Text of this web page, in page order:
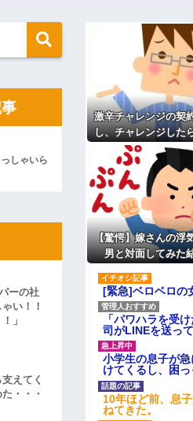
買いに行くか」店員「ほいっ見積も
らもそう思うよな？？？？？
価され過ぎだと思う！！！！！
が激怒｢子供に見せる内容じゃない｡
w w w w
に自分で商品通さないといけないん
お肉と酒と、お風呂グッズの準備し
キィィィィー！！！！」私「あ…」
ィギュアがヤバすぎるｗｗｗｗｗｗ
よ！」キチママ『そこに金庫があっ
「泥は出てけ！二度と来るな！」結
彼「ちっ！」私「」
逆切れ。「何クラクション鳴らして
ちらｗｗｗｗｗ(※画像あり)
女子のこの動画、すげえええええｗ
車線を制限速度で走った結果
くる
やらかす←あまり悲しませないでく
激辛チャレンジの契
し、チャレンジした
い事態になった。救
の洗浄や入院2日で
【驚愕】嫁さんの浮
男と対面してみた
[緊急]ベロベロの
「パワハラを受
司がLINEを送って
小学生の息子が
けてくるし、困
10年ほど前、息
ねてきた。
しゃいら
ーの社
い！！
」
えてく
・・・